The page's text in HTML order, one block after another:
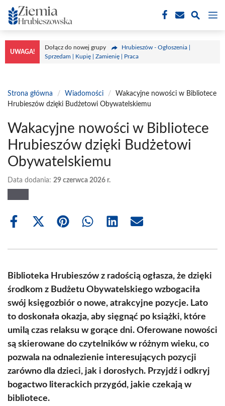
Przejdź
do
treści
UWAGA!
Dołącz do nowej grupy
Hrubieszów - Ogłoszenia |
Sprzedam | Kupię | Zamienię | Praca
Strona główna / Wiadomości /
Wakacyjne nowości w Bibliotece
Hrubieszów dzięki Budżetowi Obywatelskiemu
Wakacyjne nowości w Bibliotece
Hrubieszów dzięki Budżetowi
Obywatelskiemu
Data dodania: 29 czerwca 2026 r.
Share
Share
(Twitter)
Share Share Share Share
Biblioteka Hrubieszów z radością ogłasza, że dzięki
środkom z Budżetu Obywatelskiego wzbogaciła
swój księgozbiór o nowe, atrakcyjne pozycje. Lato
to doskonała okazja, aby sięgnąć po książki, które
umilą czas relaksu w gorące dni. Oferowane nowości
są skierowane do czytelników w różnym wieku, co
pozwala na odnalezienie interesujących pozycji
zarówno dla dzieci, jak i dorosłych. Przyjdź i odkryj
bogactwo literackich przygód, jakie czekają w
bibliotece.